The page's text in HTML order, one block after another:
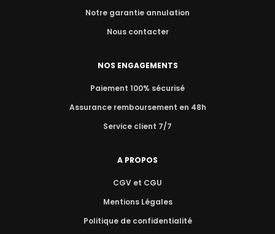
Notre garantie annulation
Nous contacter
NOS ENGAGEMENTS
Paiement 100% sécurisé
Assurance remboursement en 48h
Service client 7/7
A PROPOS
CGV et CGU
Mentions Légales
Politique de confidentialité